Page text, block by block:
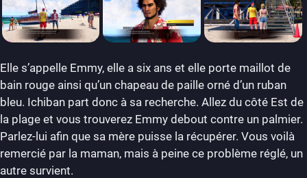
Elle s’appelle Emmy, elle a six ans et elle porte maillot de
bain rouge ainsi qu’un chapeau de paille orné d’un ruban
bleu. Ichiban part donc à sa recherche. Allez du côté Est de
la plage et vous trouverez Emmy debout contre un palmier.
Parlez-lui afin que sa mère puisse la récupérer. Vous voilà
remercié par la maman, mais à peine ce problème réglé, un
autre survient.